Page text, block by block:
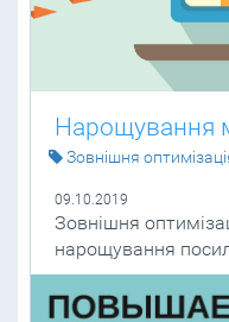
Нарощування
Зовнішня
09.10.2019
Зовнішня
нарощування